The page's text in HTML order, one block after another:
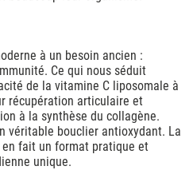
à un besoin ancien :
Ce qui nous séduit
de la vitamine C liposomale à
récupération articulaire et
à la synthèse du collagène.
véritable bouclier antioxydant. La
fait un format pratique et
unique.